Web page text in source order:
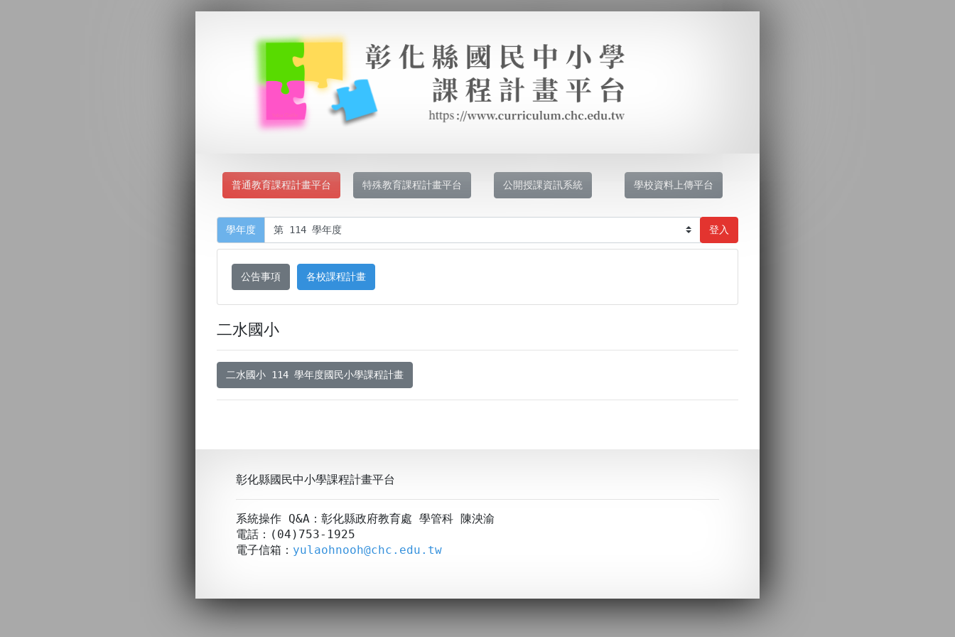
普通教育課程計畫平台 特殊教育課程計畫平台 公開授課資訊系統 學校資料上傳平台
學年度 登入
公告事項 各校課程計畫
二水國小
二水國小 114 學年度國民小學課程計畫
彰化縣國民中小學課程計畫平台
系統操作 Q&A：彰化縣政府教育處 學管科 陳泱渝
電話：(04)753-1925
電子信箱： yulaohnooh@chc.edu.tw